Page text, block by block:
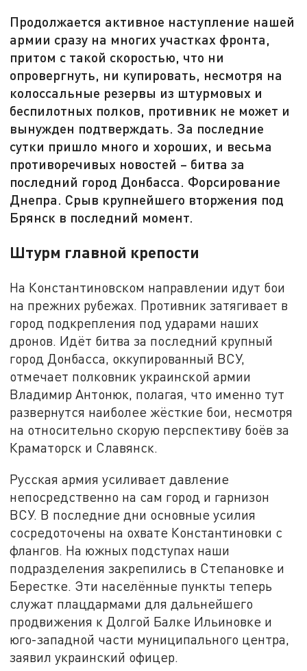
Продолжается активное наступление нашей
армии сразу на многих участках фронта,
притом с такой скоростью, что ни
опровергнуть, ни купировать, несмотря на
колоссальные резервы из штурмовых и
беспилотных полков, противник не может и
вынужден подтверждать. За последние
сутки пришло много и хороших, и весьма
противоречивых новостей – битва за
последний город Донбасса. Форсирование
Днепра. Срыв крупнейшего вторжения под
Брянск в последний момент.
Штурм главной крепости
На Константиновском направлении идут бои
на прежних рубежах. Противник затягивает в
город подкрепления под ударами наших
дронов. Идёт битва за последний крупный
город Донбасса, оккупированный ВСУ,
отмечает полковник украинской армии
Владимир Антонюк, полагая, что именно тут
развернутся наиболее жёсткие бои, несмотря
на относительно скорую перспективу боёв за
Краматорск и Славянск.
Русская армия усиливает давление
непосредственно на сам город и гарнизон
ВСУ. В последние дни основные усилия
сосредоточены на охвате Константиновки с
флангов. На южных подступах наши
подразделения закрепились в Степановке и
Берестке. Эти населённые пункты теперь
служат плацдармами для дальнейшего
продвижения к Долгой Балке Ильиновке и
юго-западной части муниципального центра,
заявил украинский офицер.